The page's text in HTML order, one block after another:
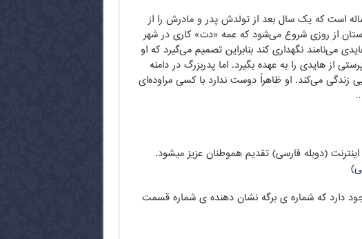
است که یک سال بعد از تولدش پدر و مادرش را از
از روزی شروع می‌شود که عمه «دت» کاری در شهر
می‌نامند نگهداری کند بنابراین تصمیم می‌گیرد که او
از هایدی را به ‌عهده بگیرد. اما پدربزرگ در دامنه
می‌کند. او ظاهراً دوست ندارد با کسی مراوده‌ای
بار در اینترنت (دوبله فارسی) تقدیم هموطنان عزیز میشود.
)
دارد که شماره ی برگه نشان دهنده ی شماره قسمت